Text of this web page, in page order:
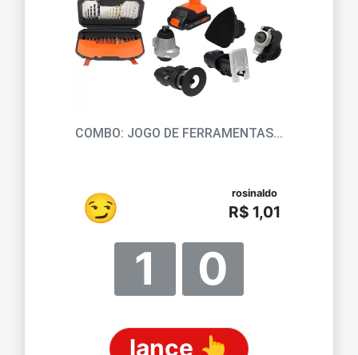
COMBO: JOGO DE FERRAMENTAS...
😏 rosinaldo
R$ 1,01
1 0
lance 👆